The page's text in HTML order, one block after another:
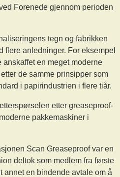
Forenede gjennom perioden
tegn og fabrikken
flere anledninger. For eksempel
en meget moderne
de samme prinsipper som
i papirindustrien i flere tiår.
etter greaseproof-
pakkemaskiner i
Scan Greaseproof var en
deltok som medlem fra første
annet en bindende avtale om å